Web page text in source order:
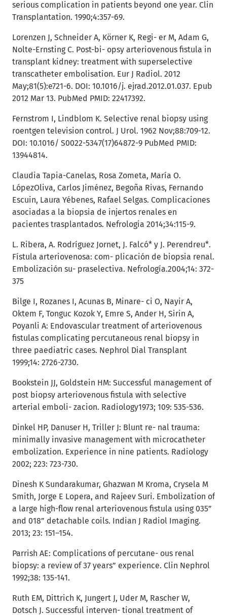
serious complication in patients beyond one year. Clin
Transplantation. 1990;4:357-69.
Lorenzen J, Schneider A, Körner K, Regi- er M, Adam G,
Nolte-Ernsting C. Post-bi- opsy arteriovenous fistula in
transplant kidney: treatment with superselective
transcatheter embolisation. Eur J Radiol. 2012
May;81(5):e721-6. DOI: 10.1016/j. ejrad.2012.01.037. Epub
2012 Mar 13. PubMed PMID: 22417392.
Fernstrom I, Lindblom K. Selective renal biopsy using
roentgen television control. J Urol. 1962 Nov;88:709-12.
DOI: 10.1016/ S0022-5347(17)64872-9 PubMed PMID:
13944814.
Claudia Tapia-Canelas, Rosa Zometa, María O.
LópezOliva, Carlos Jiménez, Begoña Rivas, Fernando
Escuin, Laura Yébenes, Rafael Selgas. Complicaciones
asociadas a la biopsia de injertos renales en
pacientes trasplantados. Nefrologia 2014;34:115-9.
L. Ribera, A. Rodríguez Jornet, J. Falcó* y J. Perendreu*.
Fístula arteriovenosa: com- plicación de biopsia renal.
Embolización su- praselectiva. Nefrología.2004;14: 372-
375
Bilge I, Rozanes I, Acunas B, Minare- ci O, Nayir A,
Oktem F, Tonguc Kozok Y, Emre S, Ander H, Sirin A,
Poyanli A: Endovascular treatment of arteriovenous
fistulas complicating percutaneous renal biopsy in
three paediatric cases. Nephrol Dial Transplant
1999;14: 2726-2730.
Bookstein JJ, Goldstein HM: Successful management of
post biopsy arteriovenous fistula with selective
arterial emboli- zacion. Radiology1973; 109: 535-536.
Dinkel HP, Danuser H, Triller J: Blunt re- nal trauma:
minimally invasive management with microcatheter
embolization. Experience in nine patients. Radiology
2002; 223: 723-730.
Dinesh K Sundarakumar, Ghazwan M Kroma, Crysela M
Smith, Jorge E Lopera, and Rajeev Suri. Embolization of
a large high-flow renal arteriovenous fistula using 035”
and 018” detachable coils. Indian J Radiol Imaging.
2013; 23: 151–154.
Parrish AE: Complications of percutane- ous renal
biopsy: a review of 37 years” experience. Clin Nephrol
1992;38: 135-141.
Ruth EM, Dittrich K, Jungert J, Uder M, Rascher W,
Dotsch J. Successful interven- tional treatment of